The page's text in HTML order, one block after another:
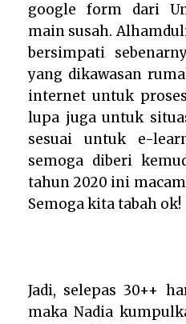
google form dari
main susah.
bersimpati
yang dikawasan
internet untuk
lupa juga untuk
sesuai untuk e-
semoga diberi
tahun 2020 ini
Semoga kita tabah ok!
Jadi, selepas 30++
maka Nadia